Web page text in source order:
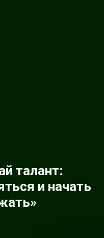
талант:
и начать